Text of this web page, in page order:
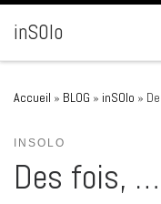
Passer au contenu
inSOlo
Accueil » BLOG » inSOlo »
INSOLO
Des fois, …